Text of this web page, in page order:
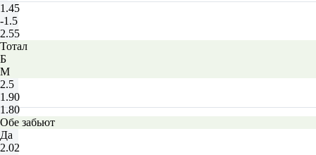
1.45
-1.5
2.55
Тотал
Б
М
2.5
1.90
1.80
Обе забьют
Да
2.02